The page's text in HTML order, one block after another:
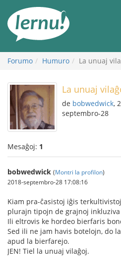
enhavo
Forumo Humuro La unuaj
La unuaj
de bobwedwick,
septembro-28
Mesaĝoj: 1
bobwedwick (Montri la profilon)
2018-septembro-28 17:08:16
Kiam pra-ĉasistoj iĝis
plurajn tipojn de grajnoj
Ili eltrovis ke hordeo bierfaris
Sed ili ne jam havis botelojn, do
apud la bierfarejo.
JEN! Tiel la unuaj vilaĝoj.